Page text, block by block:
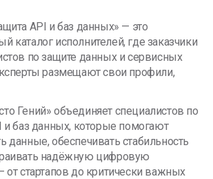
API и баз данных» — это
каталог исполнителей, где заказчики
по защите данных и сервисных
размещают свои профили,
Гений» объединяет специалистов по
и баз данных, которые помогают
данные, обеспечивать стабильность
надёжную цифровую
от стартапов до критически важных